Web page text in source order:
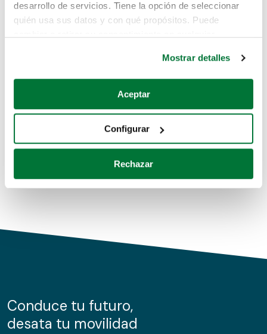
desarrollo de servicios. Tiene la opción de seleccionar
quién usa sus datos y con qué propósitos. Puede
Si lo permite, también quisiéramos:
Recopilar información sobre su ubicación geográfica
Identificar su dispositivo analizándolo activamente
para buscar características específicas (huellas
Obtenga más información sobre cómo se procesan sus
de cookies.
información sobre el uso que haga del sitio web con
nuestros partners de redes sociales, publicidad y análisis
Mostrar detalles
Aceptar
Configurar
Rechazar
Pero puedes encontrar el coche que estás
buscando en alguno de estos enlaces:
Coches de segunda mano
Coches de km0
Conduce tu futuro,
desata tu movilidad